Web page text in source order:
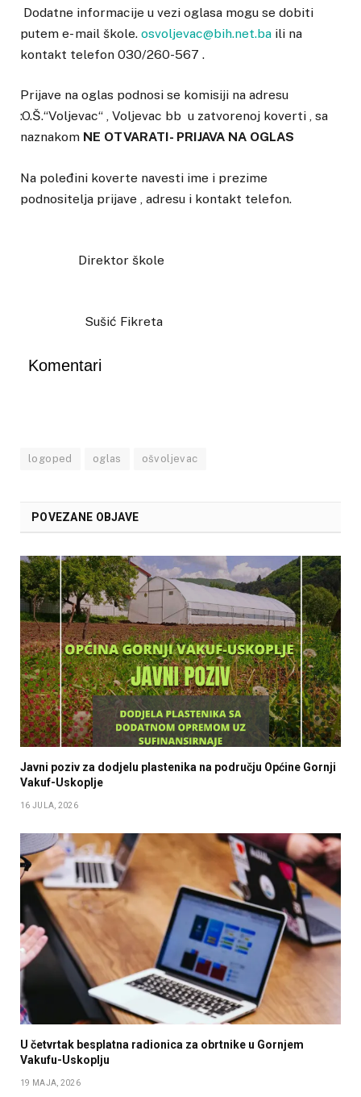
Dodatne informacije u vezi oglasa mogu se dobiti
putem e- mail škole. osvoljevac@bih.net.ba ili na
kontakt telefon 030/260-567 .
Prijave na oglas podnosi se komisiji na adresu
:O.Š.“Voljevac“ , Voljevac bb u zatvorenoj koverti , sa
naznakom NE OTVARATI- PRIJAVA NA OGLAS
Na poleđini koverte navesti ime i prezime
podnositelja prijave , adresu i kontakt telefon.
Direktor škole
Sušić Fikreta
Komentari
logoped oglas ošvoljevac
POVEZANE OBJAVE
Javni poziv za dodjelu plastenika na području Općine Gornji
Vakuf-Uskoplje
16 JULA, 2026
U četvrtak besplatna radionica za obrtnike u Gornjem
Vakufu-Uskoplju
19 MAJA, 2026